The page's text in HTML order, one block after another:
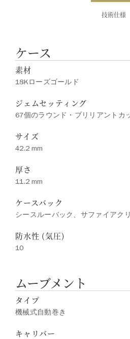
技術仕様
ケース
素材
18Kローズゴールド
ジェムセッティング
67個のラウンド・ブリリアントカ
サイズ
42.2 mm
厚さ
11.2 mm
ケースバック
シースルーバック、サファイアク
防水性 (気圧)
10
ムーブメント
タイプ
機械式自動巻き
キャリバー